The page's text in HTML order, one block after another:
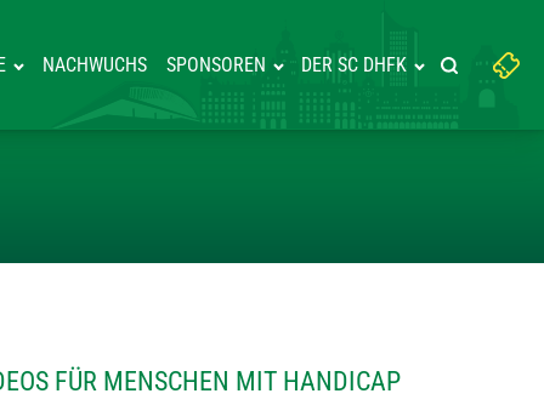
NACHWUCHS SPONSOREN DER SC DHFK
Suchbegriff
eingeben:
Suche
FÜR MENSCHEN MIT HANDICAP